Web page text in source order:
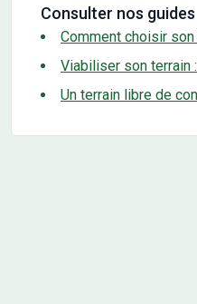
Consulter nos guides
Comment choisir son
Viabiliser son terrain
Un terrain libre de